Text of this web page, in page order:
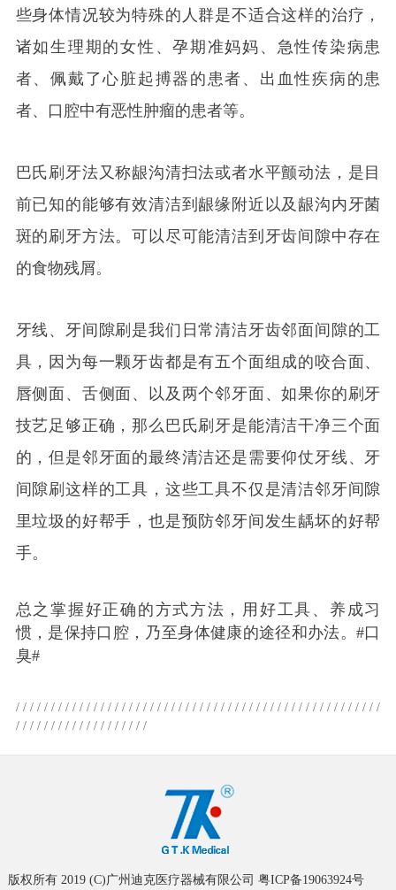
些身体情况较为特殊的人群是不适合这样的治疗，
诸如生理期的女性、孕期准妈妈、急性传染病患
者、佩戴了心脏起搏器的患者、出血性疾病的患
者、口腔中有恶性肿瘤的患者等。
巴氏刷牙法又称龈沟清扫法或者水平颤动法，是目
前已知的能够有效清洁到龈缘附近以及龈沟内牙菌
斑的刷牙方法。可以尽可能清洁到牙齿间隙中存在
的食物残屑。
牙线、牙间隙刷是我们日常清洁牙齿邻面间隙的工
具，因为每一颗牙齿都是有五个面组成的咬合面、
唇侧面、舌侧面、以及两个邻牙面、如果你的刷牙
技艺足够正确，那么巴氏刷牙是能清洁干净三个面
的，但是邻牙面的最终清洁还是需要仰仗牙线、牙
间隙刷这样的工具，这些工具不仅是清洁邻牙间隙
里垃圾的好帮手，也是预防邻牙间发生龋坏的好帮
手。
总之掌握好正确的方式方法，用好工具、养成习
惯，是保持口腔，乃至身体健康的途径和办法。#口
臭#
/ / / / / / / / / / / / / / / / / / / / / / / / / / / // / / / / / / / / / / / / // / / / / / / / / /
/ / / / / / / / / / / / / / / / / / /
版权所有 2019 (C)广州迪克医疗器械有限公司 粤ICP备19063924号